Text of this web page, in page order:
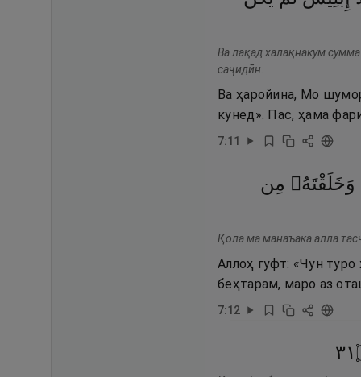
Ва лақад халақнакум
саҷидӣн.
Ва ҳаройина, Мо
кунед». Пас, ҳама
7:11
وَخَلَقْتَهُۥ مِن
Қола ма манаъака алла
Аллоҳ гуфт: «Чун
беҳтарам, маро аз
7:12
١٣